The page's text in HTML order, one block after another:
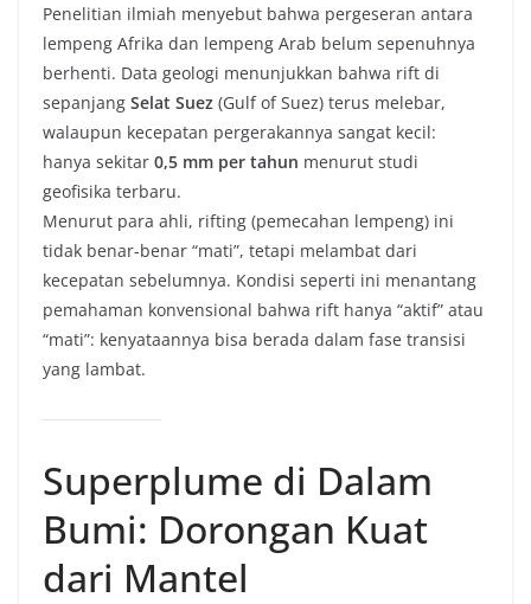
Penelitian ilmiah menyebut bahwa pergeseran antara
lempeng Afrika dan lempeng Arab belum sepenuhnya
berhenti. Data geologi menunjukkan bahwa rift di
sepanjang Selat Suez (Gulf of Suez) terus melebar,
walaupun kecepatan pergerakannya sangat kecil:
hanya sekitar 0,5 mm per tahun menurut studi
geofisika terbaru.
Menurut para ahli, rifting (pemecahan lempeng) ini
tidak benar-benar “mati”, tetapi melambat dari
kecepatan sebelumnya. Kondisi seperti ini menantang
pemahaman konvensional bahwa rift hanya “aktif” atau
“mati”: kenyataannya bisa berada dalam fase transisi
yang lambat.
Superplume di Dalam
Bumi: Dorongan Kuat
dari Mantel